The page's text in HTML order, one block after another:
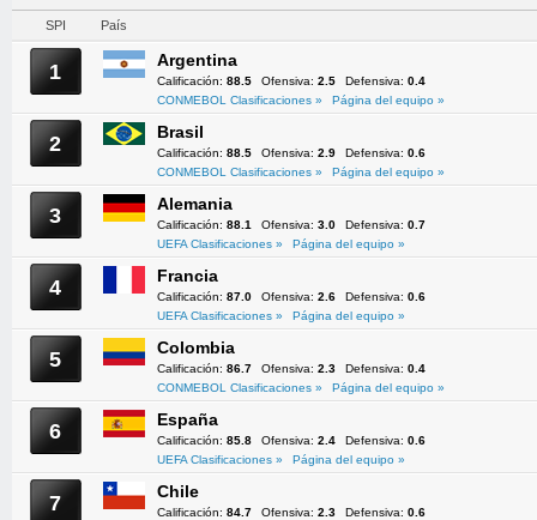
SPI País
1 Argentina
Calificación: 88.5 Ofensiva: 2.5 Defensiva: 0.4
CONMEBOL Clasificaciones »
Página del equipo »
2 Brasil
Calificación: 88.5 Ofensiva: 2.9 Defensiva: 0.6
CONMEBOL Clasificaciones »
Página del equipo »
3 Alemania
Calificación: 88.1 Ofensiva: 3.0 Defensiva: 0.7
UEFA Clasificaciones »
Página del equipo »
4 Francia
Calificación: 87.0 Ofensiva: 2.6 Defensiva: 0.6
UEFA Clasificaciones »
Página del equipo »
5 Colombia
Calificación: 86.7 Ofensiva: 2.3 Defensiva: 0.4
CONMEBOL Clasificaciones »
Página del equipo »
6 España
Calificación: 85.8 Ofensiva: 2.4 Defensiva: 0.6
UEFA Clasificaciones »
Página del equipo »
7 Chile
Calificación: 84.7 Ofensiva: 2.3 Defensiva: 0.6